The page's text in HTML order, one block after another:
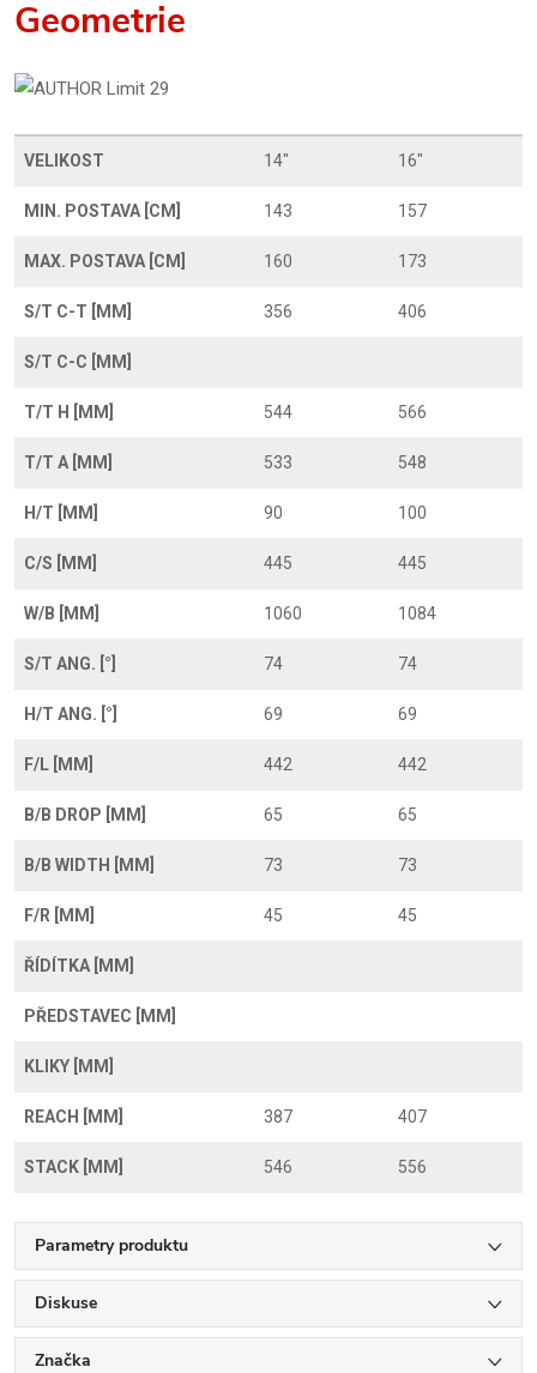
Geometrie
VELIKOST 14" 16"
MIN. POSTAVA [CM] 143 157
MAX. POSTAVA [CM] 160 173
S/T C-T [MM] 356 406
S/T C-C [MM]
T/T H [MM] 544 566
T/T A [MM] 533 548
H/T [MM] 90 100
C/S [MM] 445 445
W/B [MM] 1060 1084
S/T ANG. [°] 74 74
H/T ANG. [°] 69 69
F/L [MM] 442 442
B/B DROP [MM] 65 65
B/B WIDTH [MM] 73 73
F/R [MM] 45 45
ŘÍDÍTKA [MM]
PŘEDSTAVEC [MM]
KLIKY [MM]
REACH [MM] 387 407
STACK [MM] 546 556
Parametry produktu
Diskuse
Značka